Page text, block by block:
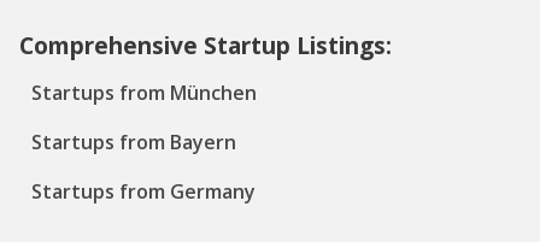
Comprehensive Startup Listings:
Startups from München
Startups from Bayern
Startups from Germany